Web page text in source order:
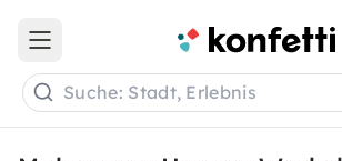
Open main menu
Suche: Stadt, Erlebnis